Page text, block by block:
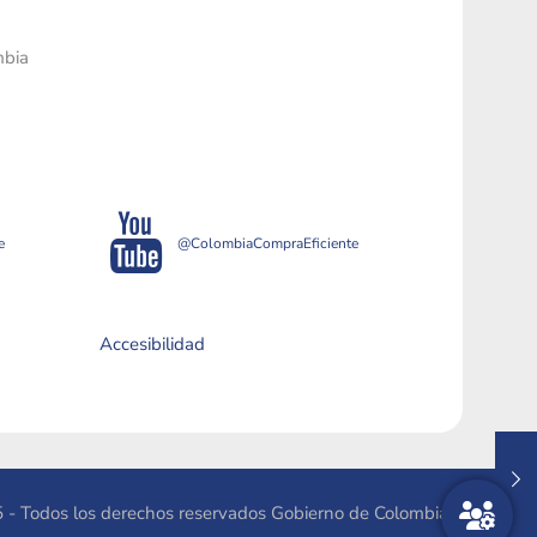
@ColombiaCompraEficiente
Accesibilidad
Todos los derechos reservados Gobierno de Colombia